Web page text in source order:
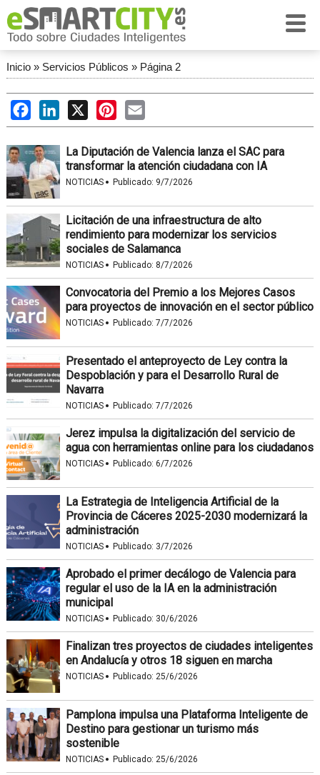
Inicio» Servicios Públicos » Página 2
FacebookLinkedIn
X PinterestEmail
La Diputación de Valencia lanza el SAC para
transformar la atención ciudadana con IA
NOTICIAS · Publicado: 9/7/2026
Licitación de una infraestructura de alto
rendimiento para modernizar los servicios
sociales de Salamanca
NOTICIAS · Publicado: 8/7/2026
Convocatoria del Premio a los Mejores Casos
para proyectos de innovación en el sector público
NOTICIAS · Publicado: 7/7/2026
Presentado el anteproyecto de Ley contra la
Despoblación y para el Desarrollo Rural de
Navarra
NOTICIAS · Publicado: 7/7/2026
Jerez impulsa la digitalización del servicio de
agua con herramientas online para los ciudadanos
NOTICIAS · Publicado: 6/7/2026
La Estrategia de Inteligencia Artificial de la
Provincia de Cáceres 2025-2030 modernizará la
administración
NOTICIAS · Publicado: 3/7/2026
Aprobado el primer decálogo de Valencia para
regular el uso de la IA en la administración
municipal
NOTICIAS · Publicado: 30/6/2026
Finalizan tres proyectos de ciudades inteligentes
en Andalucía y otros 18 siguen en marcha
NOTICIAS · Publicado: 25/6/2026
Pamplona impulsa una Plataforma Inteligente de
Destino para gestionar un turismo más
sostenible
NOTICIAS · Publicado: 25/6/2026